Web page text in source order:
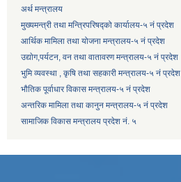
अर्थ मन्त्रालय
मुख्यमन्त्री तथा मन्त्रिपरिषद्को कार्यालय-५ नं प्रदेश
आर्थिक मामिला तथा योजना मन्त्रालय-५ नं प्रदेश
उद्याेग,पर्यटन, वन तथा वातावरण मन्त्रालय-५ नं प्रदेश
भुमि व्यवस्था , कृषि तथा सहकारी मन्त्रालय-५ नं प्रदेश
भौतिक पूर्वाधार विकास मन्त्रालय-५ नं प्रदेश
अन्तरिक मामिला तथा कानुन मन्त्रालय-५ नं प्रदेश
सामाजिक विकास मन्त्रालय प्रदेश नं. ५